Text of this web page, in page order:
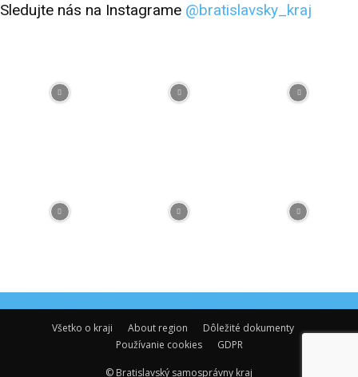
Sledujte nás na Instagrame @bratislavsky_kraj
Všetko o kraji
About region
Dôležité dokumenty
Používanie cookies
GDPR
© Bratislavský samosprávny kraj